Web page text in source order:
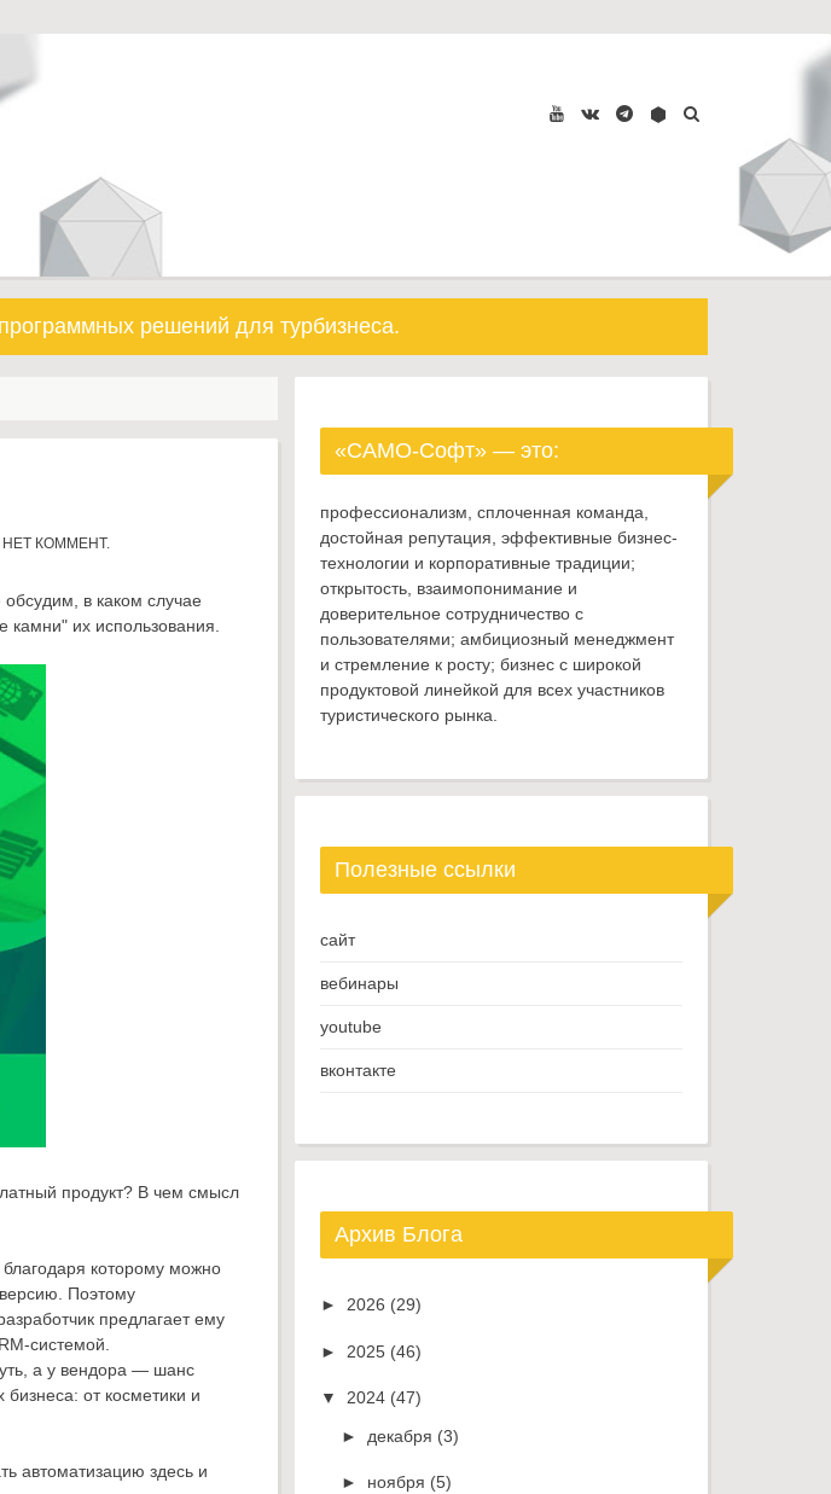
решений для турбизнеса.
НЕТ КОММЕНТ.
в каком случае
камни" их использования.
продукт? В чем смысл
которому можно
Поэтому
предлагает ему
системой.
а у вендора — шанс
от косметики и
автоматизацию здесь и
«САМО-Софт» — это:
профессионализм, сплоченная команда,
достойная репутация, эффективные бизнес-
технологии и корпоративные традиции;
открытость, взаимопонимание и
доверительное сотрудничество с
пользователями; амбициозный менеджмент
и стремление к росту; бизнес с широкой
продуктовой линейкой для всех участников
туристического рынка.
Полезные ссылки
сайт
вебинары
youtube
вконтакте
Архив Блога
► 2026 (29)
► 2025 (46)
▼ 2024 (47)
► декабря (3)
► ноября (5)